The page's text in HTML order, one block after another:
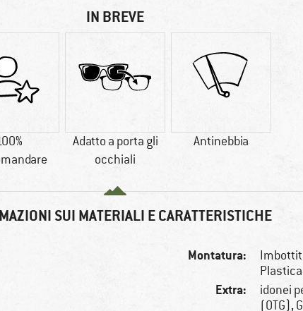
IN BREVE
Adatto a porta gli
occhiali
Antinebbia
SUI MATERIALI E CARATTERISTICHE
Montatura:
Extra:
idonei
(OTG),